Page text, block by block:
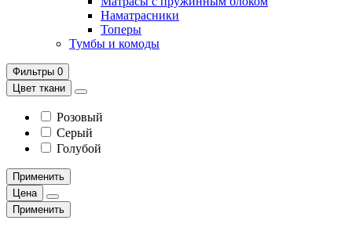
Наматрасники
Топеры
Тумбы и комоды
Фильтры 0
Цвет ткани
Розовый
Серый
Голубой
Применить
Цена
Применить